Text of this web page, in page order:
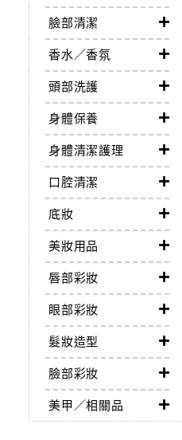
臉部清潔
香水／香氛
頭部洗護
身體保養
身體清潔護理
口腔清潔
底妝
美妝用品
唇部彩妝
眼部彩妝
髮妝造型
臉部彩妝
美甲／相關品